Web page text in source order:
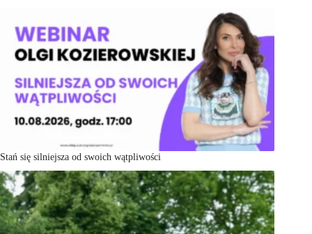
Stań się silniejsza od swoich wątpliwości